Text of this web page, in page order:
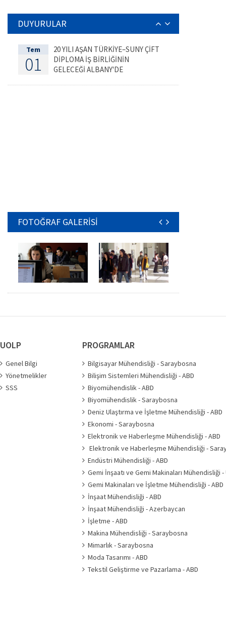
DUYURULAR
Tem
01
20 YILI AŞAN TÜRKİYE–SUNY ÇİFT
DİPLOMA İŞ BİRLİĞİNİN
GELECEĞİ ALBANY'DE
FOTOĞRAF GALERİSİ
UOLP
Genel Bilgi
Yönetmelikler
SSS
PROGRAMLAR
Bilgisayar Mühendisliği - Saraybosna
Bilişim Sistemleri Mühendisliği - ABD
Biyomühendislik - ABD
Biyomühendislik - Saraybosna
Deniz Ulaştırma ve İşletme Mühendisliği - ABD
Ekonomi - Saraybosna
Elektronik ve Haberleşme Mühendisliği - ABD
Elektronik ve Haberleşme Mühendisliği -
Endüstri Mühendisliği - ABD
Gemi İnşaatı ve Gemi Makinaları Mühendisliği -
Gemi Makinaları ve İşletme Mühendisliği - ABD
İnşaat Mühendisliği - ABD
İnşaat Mühendisliği - Azerbaycan
İşletme - ABD
Makina Mühendisliği - Saraybosna
Mimarlık - Saraybosna
Moda Tasarımı - ABD
Tekstil Geliştirme ve Pazarlama - ABD